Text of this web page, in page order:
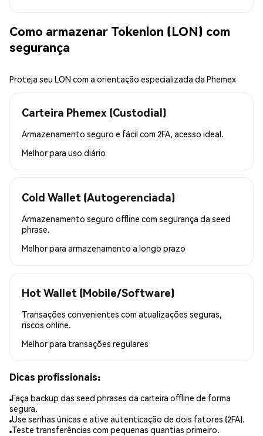
Como armazenar Tokenlon (LON) com
segurança
Proteja seu LON com a orientação especializada da Phemex
Carteira Phemex (Custodial)
Armazenamento seguro e fácil com 2FA, acesso ideal.
Melhor para uso diário
Cold Wallet (Autogerenciada)
Armazenamento seguro offline com segurança da seed
phrase.
Melhor para armazenamento a longo prazo
Hot Wallet (Mobile/Software)
Transações convenientes com atualizações seguras,
riscos online.
Melhor para transações regulares
Dicas profissionais:
Faça backup das seed phrases da carteira offline de forma
segura.
Use senhas únicas e ative autenticação de dois fatores (2FA).
Teste transferências com pequenas quantias primeiro.